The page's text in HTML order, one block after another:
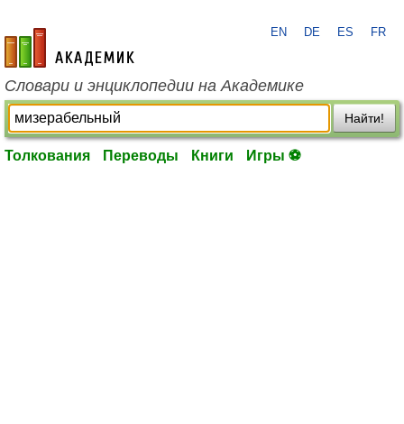
academic.ru
EN DE ES FR
Словари и энциклопедии на Академике
Найти!
Толкования Переводы Книги Игры ⚽